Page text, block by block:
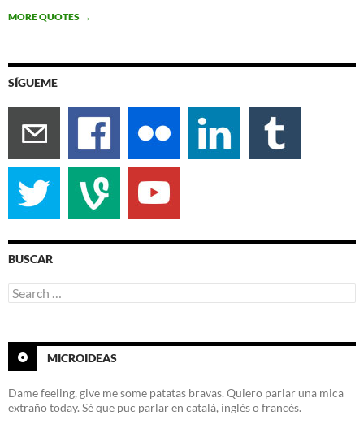
MORE QUOTES →
SÍGUEME
BUSCAR
Search
for:
MICROIDEAS
Dame feeling, give me some patatas bravas. Quiero parlar una mica
extraño today. Sé que puc parlar en catalá, inglés o francés.